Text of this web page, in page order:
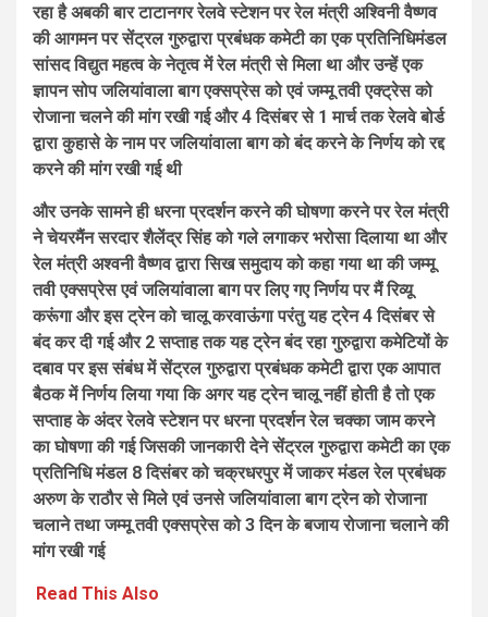
रहा है अबकी बार टाटानगर रेलवे स्टेशन पर रेल मंत्री अश्विनी वैष्णव
की आगमन पर सेंट्रल गुरुद्वारा प्रबंधक कमेटी का एक प्रतिनिधिमंडल
सांसद विद्युत महत्व के नेतृत्व में रेल मंत्री से मिला था और उन्हें एक
ज्ञापन सोप जलियांवाला बाग एक्सप्रेस को एवं जम्मू तवी एक्ट्रेस को
रोजाना चलने की मांग रखी गई और 4 दिसंबर से 1 मार्च तक रेलवे बोर्ड
द्वारा कुहासे के नाम पर जलियांवाला बाग को बंद करने के निर्णय को रद्द
करने की मांग रखी गई थी
और उनके सामने ही धरना प्रदर्शन करने की घोषणा करने पर रेल मंत्री
ने चेयरमैंन सरदार शैलेंद्र सिंह को गले लगाकर भरोसा दिलाया था और
रेल मंत्री अश्वनी वैष्णव द्वारा सिख समुदाय को कहा गया था की जम्मू
तवी एक्सप्रेस एवं जलियांवाला बाग पर लिए गए निर्णय पर मैं रिव्यू
करूंगा और इस ट्रेन को चालू करवाऊंगा परंतु यह ट्रेन 4 दिसंबर से
बंद कर दी गई और 2 सप्ताह तक यह ट्रेन बंद रहा गुरुद्वारा कमेटियों के
दबाव पर इस संबंध में सेंट्रल गुरुद्वारा प्रबंधक कमेटी द्वारा एक आपात
बैठक में निर्णय लिया गया कि अगर यह ट्रेन चालू नहीं होती है तो एक
सप्ताह के अंदर रेलवे स्टेशन पर धरना प्रदर्शन रेल चक्का जाम करने
का घोषणा की गई जिसकी जानकारी देने सेंट्रल गुरुद्वारा कमेटी का एक
प्रतिनिधि मंडल 8 दिसंबर को चक्रधरपुर में जाकर मंडल रेल प्रबंधक
अरुण के राठौर से मिले एवं उनसे जलियांवाला बाग ट्रेन को रोजाना
चलाने तथा जम्मू तवी एक्सप्रेस को 3 दिन के बजाय रोजाना चलाने की
मांग रखी गई
Read This Also